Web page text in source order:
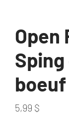
Open
Sping
5,99 $